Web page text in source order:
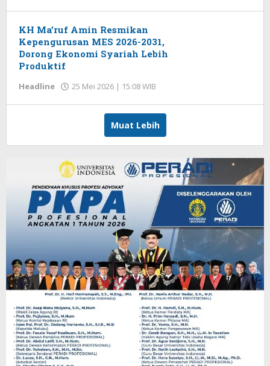
KH Ma’ruf Amin Resmikan
Kepengurusan MES 2026-2031,
Dorong Ekonomi Syariah Lebih
Produktif
Headline 25 Mei 2026 | 15:08 WIB
Muat Lebih